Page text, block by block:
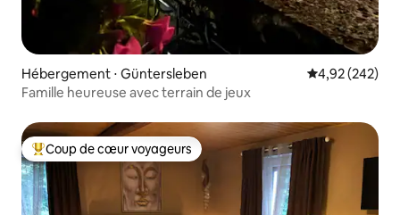
Hébergement ⋅ Güntersleben Évaluation
4,92 (242)
Famille heureuse avec terrain de jeux
Coups de cœur voyageurs les plus appréciés
Coup de cœur voyageurs